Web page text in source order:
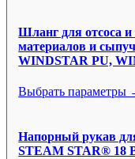
Шланг для отсоса
материалов и
WINDSTAR PU,
Выбрать параметры
Напорный рукав
STEAM STAR® 18